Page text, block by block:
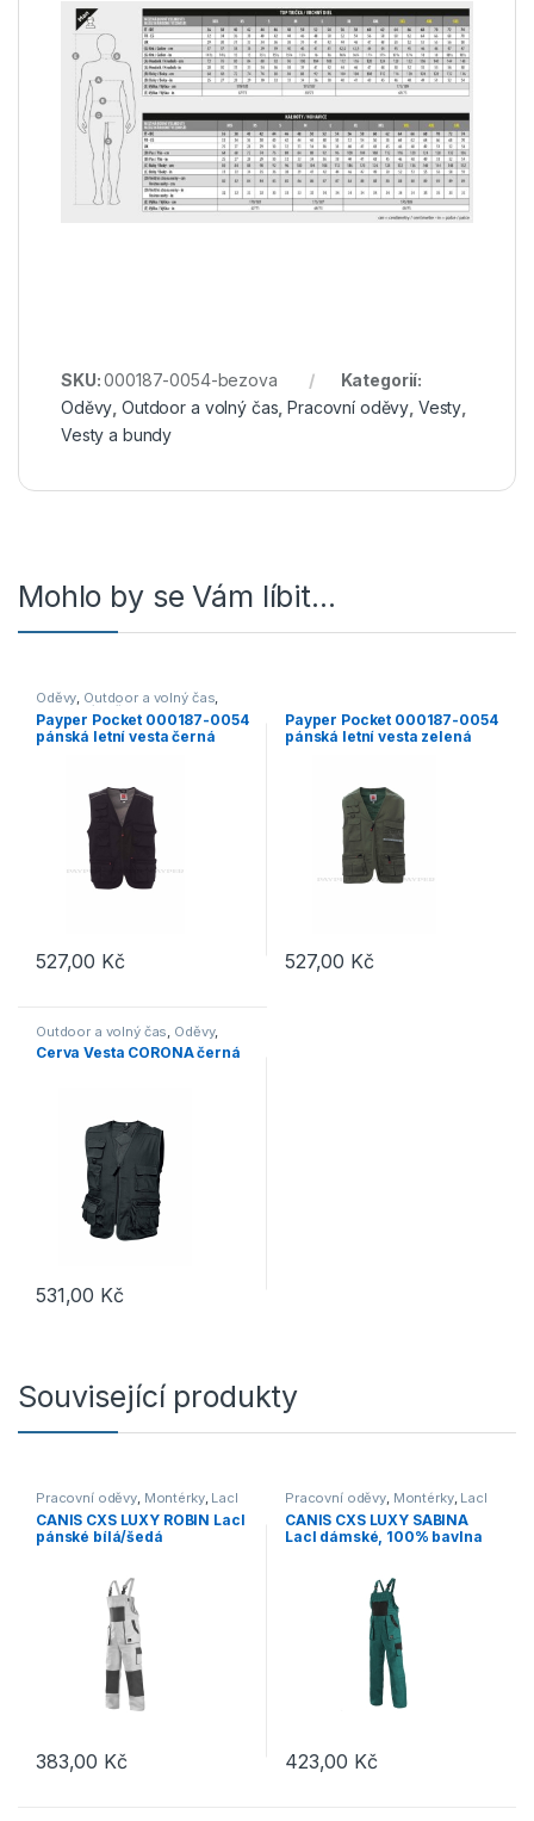
SKU:000187-0054-bezova
Kategorií:
Oděvy ,Outdoor a volný čas ,Pracovní oděvy Vesty
Vesty a bundy
Mohlo by se Vám líbit…
Oděvy Outdoor a volný čas
Pracovní oděvy , Vesty a
bundy
Payper Pocket 000187-0054
pánská letní vesta černá
527,00 Kč
Tento produkt má více variant. Možnosti lze vybrat na stránce
Payper Pocket 000187-0054
pánská letní vesta zelená
527,00 Kč
Outdoor a volný čas Oděvy,
Vesty
Cerva Vesta CORONA černá
531,00 Kč
Tento produkt má více variant. Možnosti lze vybrat na stránce
Související produkty
Pracovní oděvy, Montérky, Lacl
CANIS CXS LUXY ROBIN Lacl
pánské bílá/šedá
383,00 Kč
Pracovní oděvy, Montérky, Lacl
CANIS CXS LUXY SABINA
Lacl dámské, 100% bavlna
423,00 Kč